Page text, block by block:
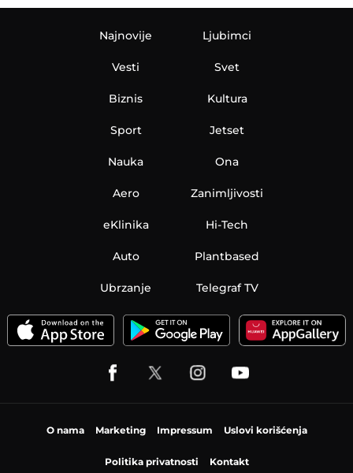
Najnovije
Vesti
Biznis
Sport
Nauka
Aero
Ljubimci
Svet
Kultura
Jetset
Ona
Zanimljivosti
eKlinika Hi-Tech
Auto Plantbased
Ubrzanje Telegraf TV
O nama Marketing Impressum Uslovi korišćenja
Politika privatnosti Kontakt